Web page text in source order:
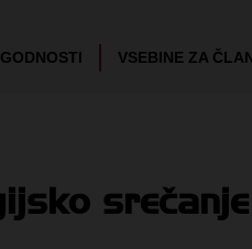
VSEBINE ZA